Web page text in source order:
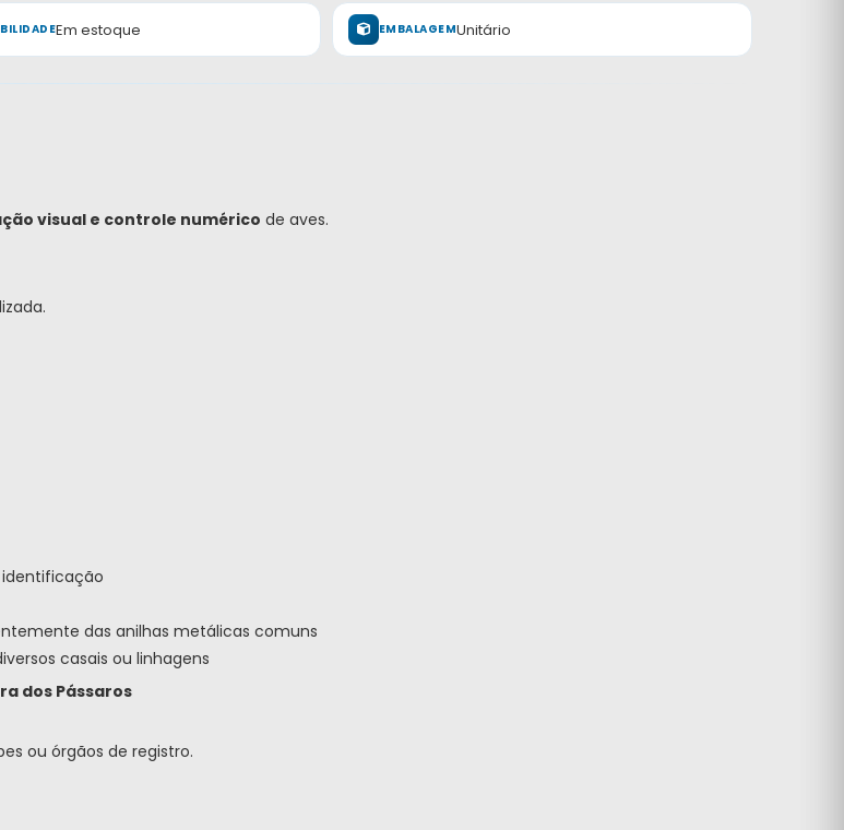
Em estoque EMBALAGEMUnitário
visual e controle numérico de aves.
identificação
das anilhas metálicas comuns
casais ou linhagens
dos Pássaros
ou órgãos de registro.